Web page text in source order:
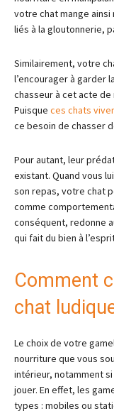
votre chat mange
liés à la gloutonnerie,
Similairement, votre
l’encourager à garder
chasseur à cet acte de
Puisque ces chats
ce besoin de chasser
Pour autant, leur
existant. Quand vous
son repas, votre chat
comme
conséquent, redonne
qui fait du bien à
Comment
chat
Le choix de votre
nourriture que vous
intérieur, notamment
jouer. En effet, les
types : mobiles ou